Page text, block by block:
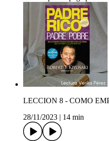
LECCION 8 - COMO
28/11/2023
14 min